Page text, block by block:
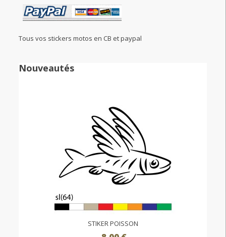
Tous vos stickers motos en CB et paypal
Nouveautés
STIKER POISSON